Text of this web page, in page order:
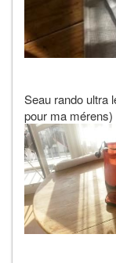
Seau rando ultra
pour ma mérens)